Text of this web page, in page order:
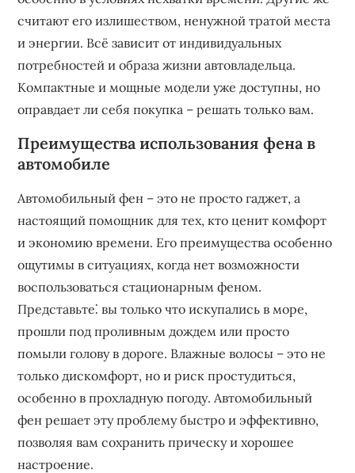
считают его излишеством, ненужной тратой места
и энергии. Всё зависит от индивидуальных
потребностей и образа жизни автовладельца.
Компактные и мощные модели уже доступны, но
оправдает ли себя покупка – решать только вам.
Преимущества использования фена в
автомобиле
Автомобильный фен – это не просто гаджет, а
настоящий помощник для тех, кто ценит комфорт
и экономию времени. Его преимущества особенно
ощутимы в ситуациях, когда нет возможности
воспользоваться стационарным феном.
Представьте⁚ вы только что искупались в море,
прошли под проливным дождем или просто
помыли голову в дороге. Влажные волосы – это не
только дискомфорт, но и риск простудиться,
особенно в прохладную погоду. Автомобильный
фен решает эту проблему быстро и эффективно,
позволяя вам сохранить прическу и хорошее
настроение.